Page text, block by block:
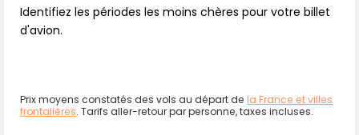
Identifiez les périodes les moins chères pour votre billet
d'avion.
Prix moyens constatés des vols au départ de la France et villes
frontalières. Tarifs aller-retour par personne, taxes incluses.